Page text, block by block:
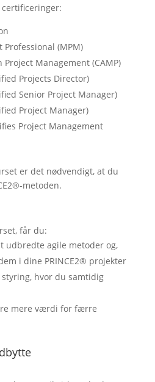
Professional (MPM)
Project Management (CAMP)
Projects Director)
Senior Project Manager)
Project Manager)
Project Management
er det nødvendigt, at du
metoden.
får du:
udbredte agile metoder og,
i dine PRINCE2® projekter
hvor du samtidig
mere værdi for færre